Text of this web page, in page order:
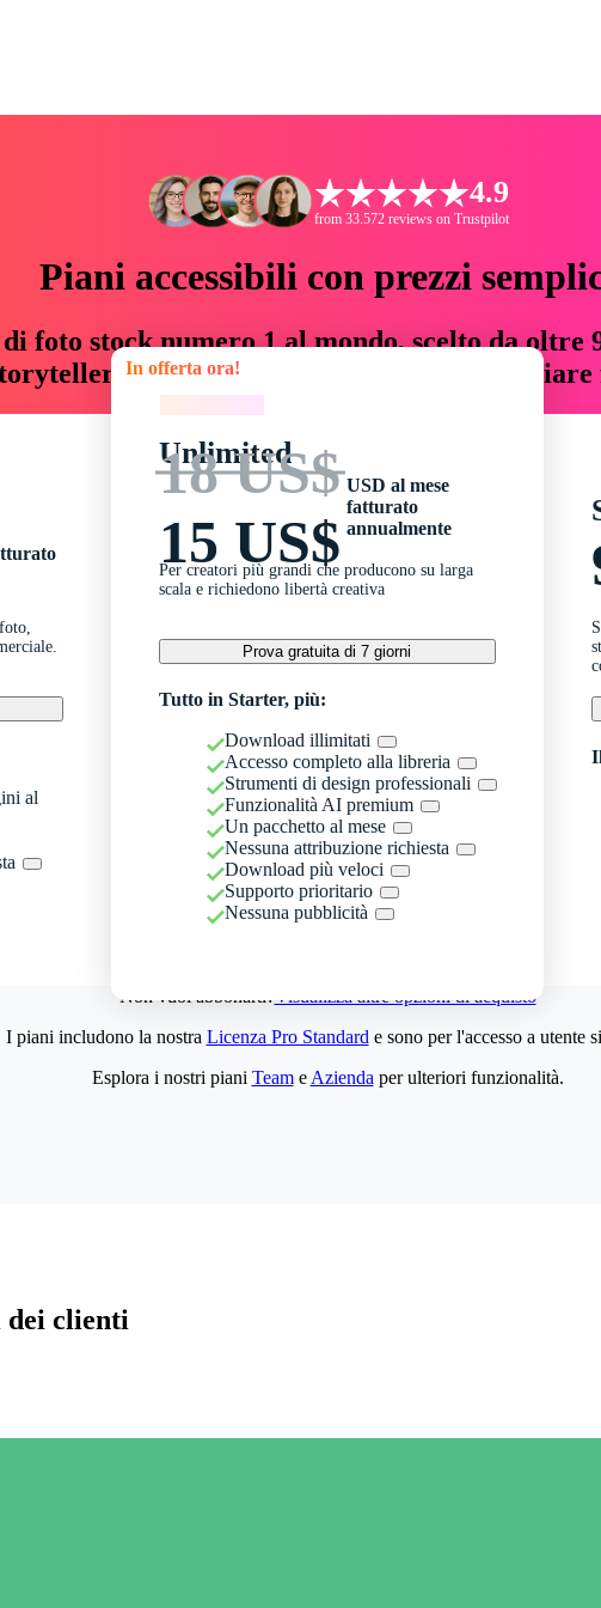
4.9
from 33.572 reviews on Trustpilot
Piani accessibili con prezzi
foto stock numero 1 al mondo, scelto da
risorse creative che fanno risparmiare
al
In offerta ora!
Unlimited
18 US$
15 US$
USD al mese
fatturato
annualmente
Per creatori più grandi che producono su larga
scala e richiedono libertà creativa
Prova gratuita di 7 giorni
Tutto in Starter, più:
Download illimitati
Accesso completo alla libreria
Strumenti di design professionali
Funzionalità AI premium
Un pacchetto al mese
Nessuna attribuzione richiesta
Download più veloci
Supporto prioritario
Nessuna pubblicità
Non vuoi abbonarti?Visualizza altre opzioni di acquisto
I piani includono la nostra Licenza Pro Standard e sono per l'accesso a utente
Esplora i nostri piani Teame Azienda per ulteriori funzionalità.
dei clienti